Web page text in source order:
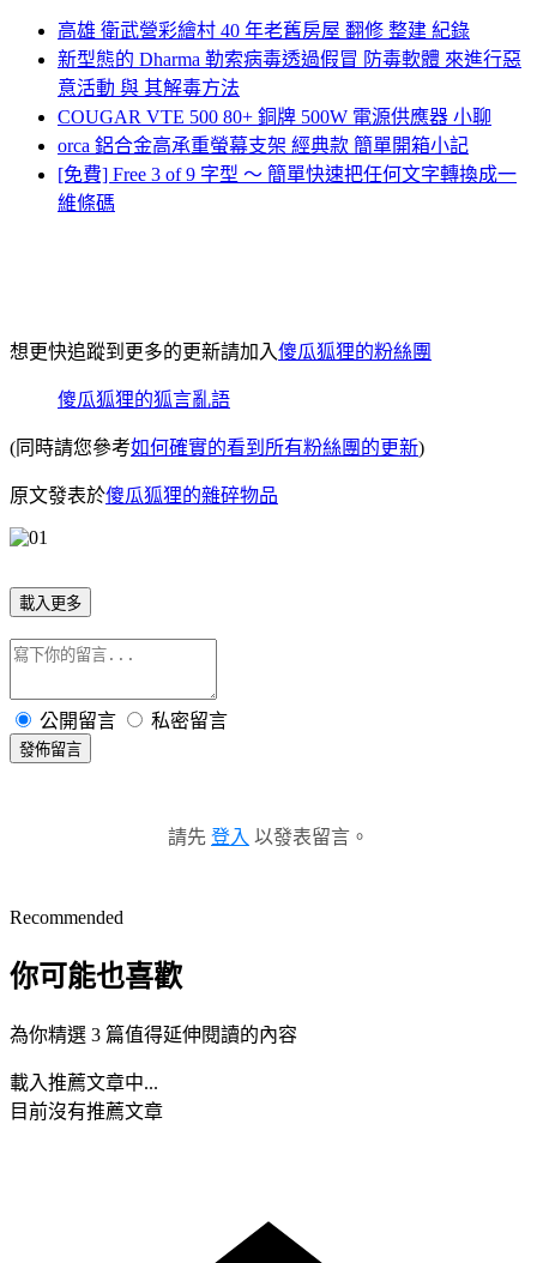
高雄 衛武營彩繪村 40 年老舊房屋 翻修 整建 紀錄
新型態的 Dharma 勒索病毒透過假冒 防毒軟體 來進行惡
意活動 與 其解毒方法
COUGAR VTE 500 80+ 銅牌 500W 電源供應器 小聊
orca 鋁合金高承重螢幕支架 經典款 簡單開箱小記
[免費] Free 3 of 9 字型 ～ 簡單快速把任何文字轉換成一
維條碼
想更快追蹤到更多的更新請加入傻瓜狐狸的粉絲團
傻瓜狐狸的狐言亂語
(同時請您參考如何確實的看到所有粉絲團的更新)
原文發表於傻瓜狐狸的雜碎物品
載入更多
公開留言 私密留言
發佈留言
請先 登入 以發表留言。
Recommended
你可能也喜歡
為你精選 3 篇值得延伸閱讀的內容
載入推薦文章中...
目前沒有推薦文章